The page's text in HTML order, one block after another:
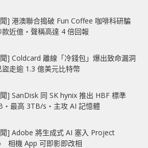
] 港澳聯合搗破 Fun Coffee 咖啡科研騙
近億‧聲稱高達 4 倍回報
] Coldcard 離線「冷錢包」爆出致命漏洞
盜走逾 1.3 億美元比特幣
] SanDisk 同 SK hynix 推出 HBF 標準
最高 3TB/s‧主攻 AI 記憶體
] Adobe 將生成式 AI 塞入 Project
相機 App 可即影即改相